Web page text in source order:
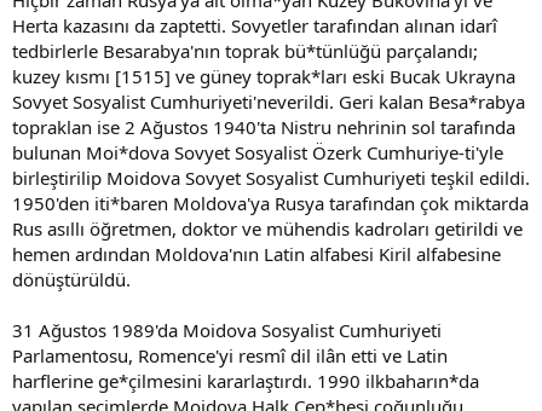
Herta kazasını da zaptetti. Sovyetler tarafından alınan idarî
tedbirlerle Besarabya'nın toprak bü*tünlüğü parçalandı;
kuzey kısmı [1515] ve güney toprak*ları eski Bucak Ukrayna
Sovyet Sosyalist Cumhuriyeti'neverildi. Geri kalan Besa*rabya
topraklan ise 2 Ağustos 1940'ta Nistru nehrinin sol tarafında
bulunan Moi*dova Sovyet Sosyalist Özerk Cumhuriye-ti'yle
birleştirilip Moidova Sovyet Sosyalist Cumhuriyeti teşkil edildi.
1950'den iti*baren Moldova'ya Rusya tarafından çok miktarda
Rus asıllı öğretmen, doktor ve mühendis kadroları getirildi ve
hemen ardından Moldova'nın Latin alfabesi Kiril alfabesine
dönüştürüldü.
31 Ağustos 1989'da Moidova Sosyalist Cumhuriyeti
Parlamentosu, Romence'yi resmî dil ilân etti ve Latin
harflerine ge*çilmesini kararlaştırdı. 1990 ilkbaharın*da
yapılan seçimlerde Moidova Halk Cep*hesi çoğunluğu